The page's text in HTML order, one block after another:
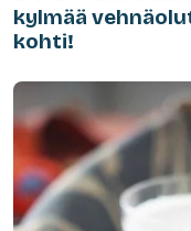
kylmää
kohti!